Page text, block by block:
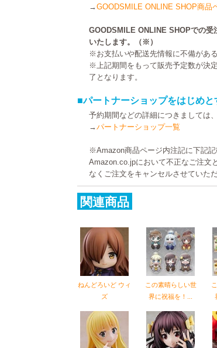
→GOODSMILE ONLINE SHOP商品
GOODSMILE ONLINE SHOPでの受
いたします。（※）
※お支払いや配送先情報に不備があ
※上記期間をもって販売予定数が決
了となります。
■パートナーショップをはじめ
予約期間などの詳細につきましては
→パートナーショップ一覧
※Amazon商品ページ内注記に下記記
Amazon.co.jpにおいて不正なご注文
なくご注文をキャンセルさせていた
関連商品
ねんどろいど ウィ
ズ
この素晴らしい世
界に祝福を！...